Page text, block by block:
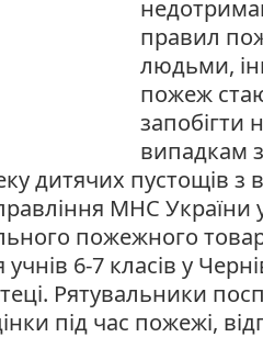
правил
людьми,
пожеж
запобігти
випадкам
дитячих пустощів з
МНС України
пожежного
6-7 класів у
Рятувальники
під час пожежі,